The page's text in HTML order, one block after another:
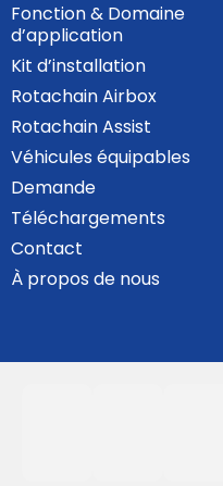
Fonction & Domaine
d’application
Kit d’installation
Rotachain Airbox
Rotachain Assist
Véhicules équipables
Demande
Téléchargements
Contact
À propos de nous